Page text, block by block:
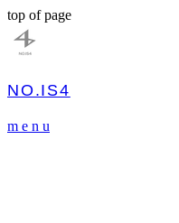
top of page
NO.IS4
m e n u